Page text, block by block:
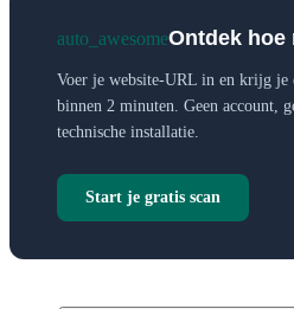
auto_awesomeOntdek hoe
Voer je website-URL in en krijg je
binnen 2 minuten. Geen account,
technische installatie.
Start je gratis scan